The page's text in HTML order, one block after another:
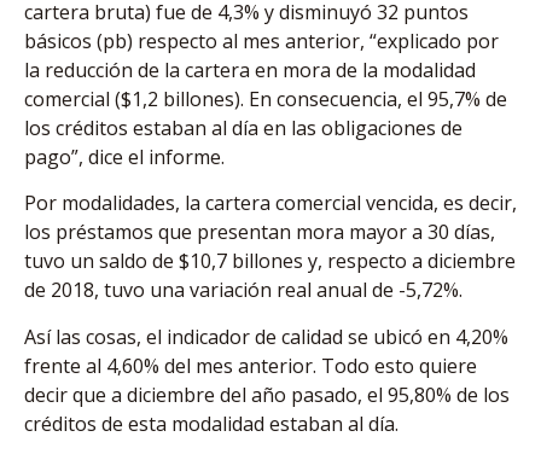
cartera bruta) fue de 4,3% y disminuyó 32 puntos
básicos (pb) respecto al mes anterior, “explicado por
la reducción de la cartera en mora de la modalidad
comercial ($1,2 billones). En consecuencia, el 95,7% de
los créditos estaban al día en las obligaciones de
pago”, dice el informe.
Por modalidades, la cartera comercial vencida, es decir,
los préstamos que presentan mora mayor a 30 días,
tuvo un saldo de $10,7 billones y, respecto a diciembre
de 2018, tuvo una variación real anual de -5,72%.
Así las cosas, el indicador de calidad se ubicó en 4,20%
frente al 4,60% del mes anterior. Todo esto quiere
decir que a diciembre del año pasado, el 95,80% de los
créditos de esta modalidad estaban al día.